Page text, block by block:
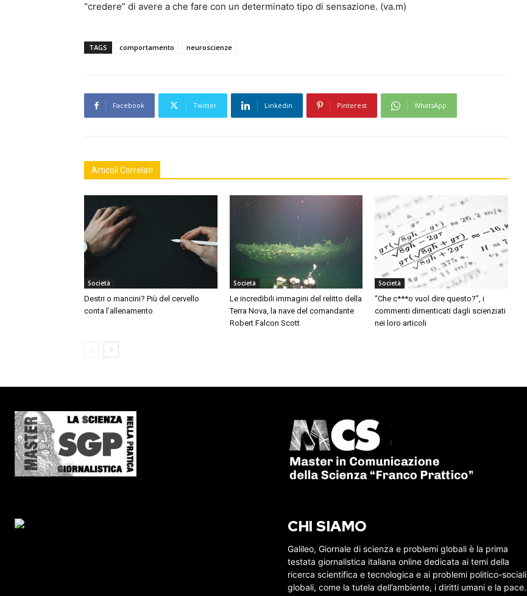
“credere” di avere a che fare con un determinato tipo di sensazione. (va.m)
TAGS comportamento neuroscienze
Facebook Twitter Linkedin Pinterest WhatsApp
Articoli Correlati
Società
Destri o mancini? Più del cervello
conta l’allenamento
Società
Le incredibili immagini del relitto della
Terra Nova, la nave del comandante
Robert Falcon Scott
Società
“Che c***o vuol dire questo?”, i
commenti dimenticati dagli scienziati
nei loro articoli
CHI SIAMO
Galileo, Giornale di scienza e problemi globali è la prima
testata giornalistica italiana online dedicata ai temi della
ricerca scientifica e tecnologica e ai problemi politico-sociali
globali, come la tutela dell’ambiente, i diritti umani e la pace.